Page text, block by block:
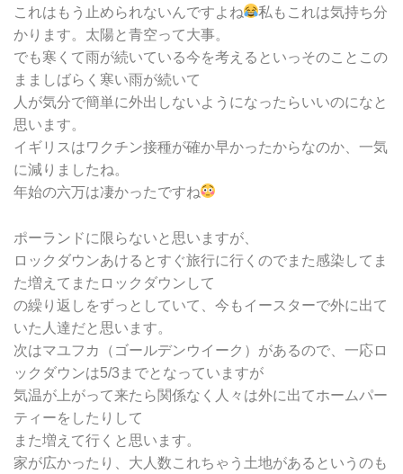
これはもう止められないんですよね
私もこれは気持ち分
かります。太陽と青空って大事。
でも寒くて雨が続いている今を考えるといっそのことこの
まましばらく寒い雨が続いて
人が気分で簡単に外出しないようになったらいいのになと
思います。
イギリスはワクチン接種が確か早かったからなのか、一気
に減りましたね。
年始の六万は凄かったですね
ポーランドに限らないと思いますが、
ロックダウンあけるとすぐ旅行に行くのでまた感染してま
た増えてまたロックダウンして
の繰り返しをずっとしていて、今もイースターで外に出て
いた人達だと思います。
次はマユフカ（ゴールデンウイーク）があるので、一応ロ
ックダウンは5/3までとなっていますが
気温が上がって来たら関係なく人々は外に出てホームパー
ティーをしたりして
また増えて行くと思います。
家が広かったり、大人数これちゃう土地があるというのも